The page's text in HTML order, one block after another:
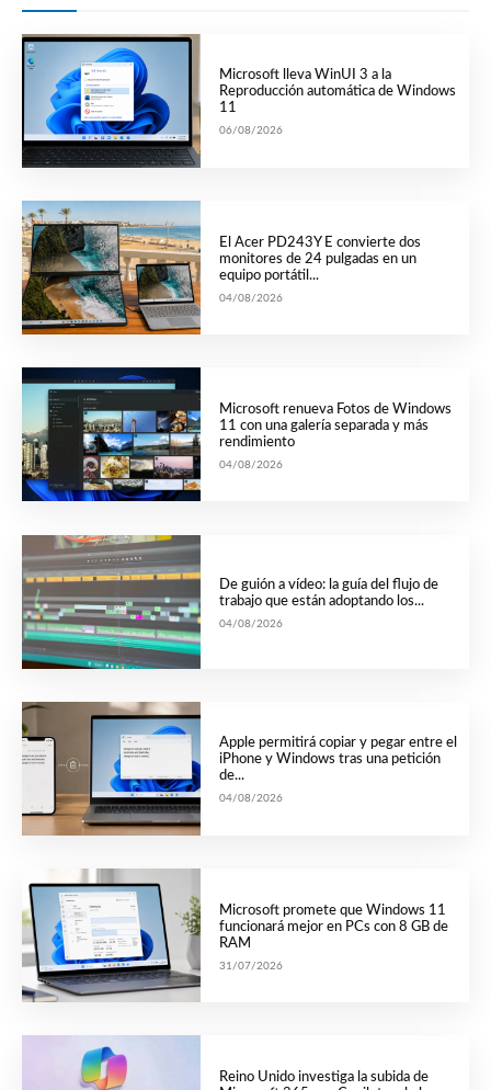
Microsoft lleva WinUI 3 a la
Reproducción automática de Windows
11
06/08/2026
El Acer PD243Y E convierte dos
monitores de 24 pulgadas en un
equipo portátil...
04/08/2026
Microsoft renueva Fotos de Windows
11 con una galería separada y más
rendimiento
04/08/2026
De guión a vídeo: la guía del flujo de
trabajo que están adoptando los...
04/08/2026
Apple permitirá copiar y pegar entre el
iPhone y Windows tras una petición
de...
04/08/2026
Microsoft promete que Windows 11
funcionará mejor en PCs con 8 GB de
RAM
31/07/2026
Reino Unido investiga la subida de